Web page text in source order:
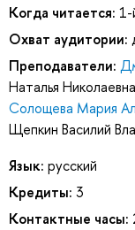
Когда читается: 1-
Охват аудитории:
Преподаватели:
Наталья Николаевна
Солощева Мария
Щепкин Василий
Язык: русский
Кредиты: 3
Контактные часы: